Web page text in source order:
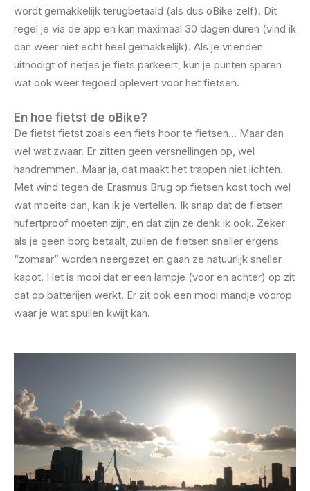
wordt gemakkelijk terugbetaald (als dus oBike zelf). Dit
regel je via de app en kan maximaal 30 dagen duren (vind ik
dan weer niet echt heel gemakkelijk). Als je vrienden
uitnodigt of netjes je fiets parkeert, kun je punten sparen
wat ook weer tegoed oplevert voor het fietsen.
En hoe fietst de oBike?
De fietst fietst zoals een fiets hoor te fietsen… Maar dan
wel wat zwaar. Er zitten geen versnellingen op, wel
handremmen. Maar ja, dat maakt het trappen niet lichten.
Met wind tegen de Erasmus Brug op fietsen kost toch wel
wat moeite dan, kan ik je vertellen. Ik snap dat de fietsen
hufertproof moeten zijn, en dat zijn ze denk ik ook. Zeker
als je geen borg betaalt, zullen de fietsen sneller ergens
“zomaar” worden neergezet en gaan ze natuurlijk sneller
kapot. Het is mooi dat er een lampje (voor en achter) op zit
dat op batterijen werkt. Er zit ook een mooi mandje voorop
waar je wat spullen kwijt kan.